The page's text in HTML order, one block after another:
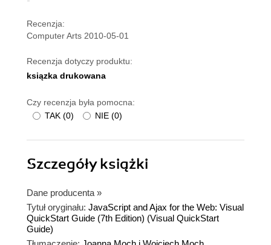
Recenzja:
Computer Arts 2010-05-01
Recenzja dotyczy produktu:
ksiązka drukowana
Czy recenzja była pomocna:
TAK (0) NIE (0)
Szczegółyksiążki
Dane producenta »
Tytuł oryginału: JavaScript and Ajax for the Web: Visual
QuickStart Guide (7th Edition) (Visual QuickStart
Guide)